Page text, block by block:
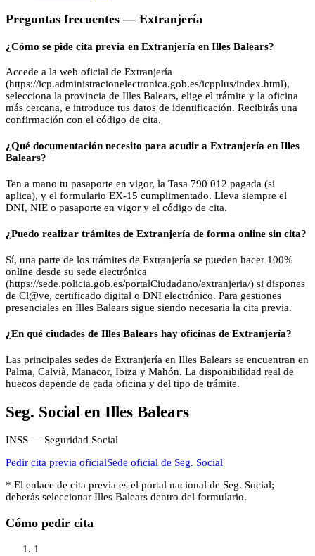
Preguntas frecuentes — Extranjería
¿Cómo se pide cita previa en Extranjería en Illes Balears?
Accede a la web oficial de Extranjería
(https://icp.administracionelectronica.gob.es/icpplus/index.html),
selecciona la provincia de Illes Balears, elige el trámite y la oficina
más cercana, e introduce tus datos de identificación. Recibirás una
confirmación con el código de cita.
¿Qué documentación necesito para acudir a Extranjería en Illes
Balears?
Ten a mano tu pasaporte en vigor, la Tasa 790 012 pagada (si
aplica), y el formulario EX-15 cumplimentado. Lleva siempre el
DNI, NIE o pasaporte en vigor y el código de cita.
¿Puedo realizar trámites de Extranjería de forma online sin cita?
Sí, una parte de los trámites de Extranjería se pueden hacer 100%
online desde su sede electrónica
(https://sede.policia.gob.es/portalCiudadano/extranjeria/) si dispones
de Cl@ve, certificado digital o DNI electrónico. Para gestiones
presenciales en Illes Balears sigue siendo necesaria la cita previa.
¿En qué ciudades de Illes Balears hay oficinas de Extranjería?
Las principales sedes de Extranjería en Illes Balears se encuentran en
Palma, Calvià, Manacor, Ibiza y Mahón. La disponibilidad real de
huecos depende de cada oficina y del tipo de trámite.
Seg. Social en Illes Balears
INSS — Seguridad Social
Pedir cita previa oficialSede oficial de Seg. Social
* El enlace de cita previa es el portal nacional de Seg. Social;
deberás seleccionar Illes Balears dentro del formulario.
Cómo pedir cita
1